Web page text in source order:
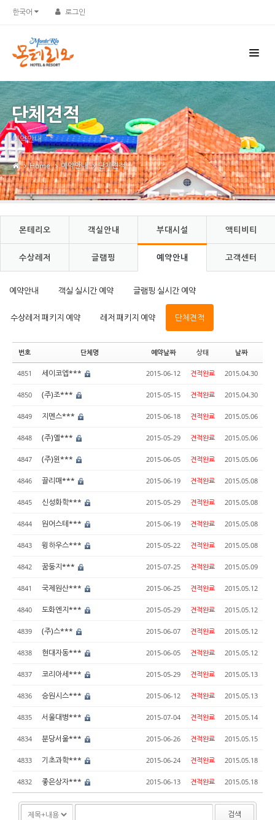
한국어 로그인
단체견적
예약안내
Home 예약안내 단체견적
몬테리오 객실안내 부대시설 액티비티
수상레저 글램핑 예약안내 고객센터
예약안내 객실 실시간 예약 글램핑 실시간 예약
수상레저 패키지 예약 레저 패키지 예약 단체견적
번호 단체명 예약날짜 상태 날짜
4851 세이코엡*** 2015-06-12 견적완료 2015.04.30
4850 (주)조*** 2015-05-15 견적완료 2015.04.30
4849 지멘스*** 2015-06-18 견적완료 2015.05.06
4848 (주)옐*** 2015-05-29 견적완료 2015.05.06
4847 (주)윈*** 2015-06-05 견적완료 2015.05.06
4846 끌리매*** 2015-06-19 견적완료 2015.05.08
4845 신성화학*** 2015-05-29 견적완료 2015.05.08
4844 원어스테*** 2015-06-19 견적완료 2015.05.08
4843 윙하우스*** 2015-05-22 견적완료 2015.05.08
4842 꿈둥지*** 2015-07-25 견적완료 2015.05.09
4841 국제원산*** 2015-06-25 견적완료 2015.05.12
4840 도화엔지*** 2015-05-29 견적완료 2015.05.12
4839 (주)스*** 2015-06-07 견적완료 2015.05.12
4838 현대자동*** 2015-06-05 견적완료 2015.05.12
4837 코리아세*** 2015-05-29 견적완료 2015.05.13
4836 승원시스*** 2015-06-12 견적완료 2015.05.13
4835 서울대병*** 2015-07-04 견적완료 2015.05.14
4834 분당서울*** 2015-06-26 견적완료 2015.05.15
4833 기초과학*** 2015-06-24 견적완료 2015.05.18
4832 좋은상자*** 2015-06-13 견적완료 2015.05.18
검색
Sketchbook5, 스케치북5